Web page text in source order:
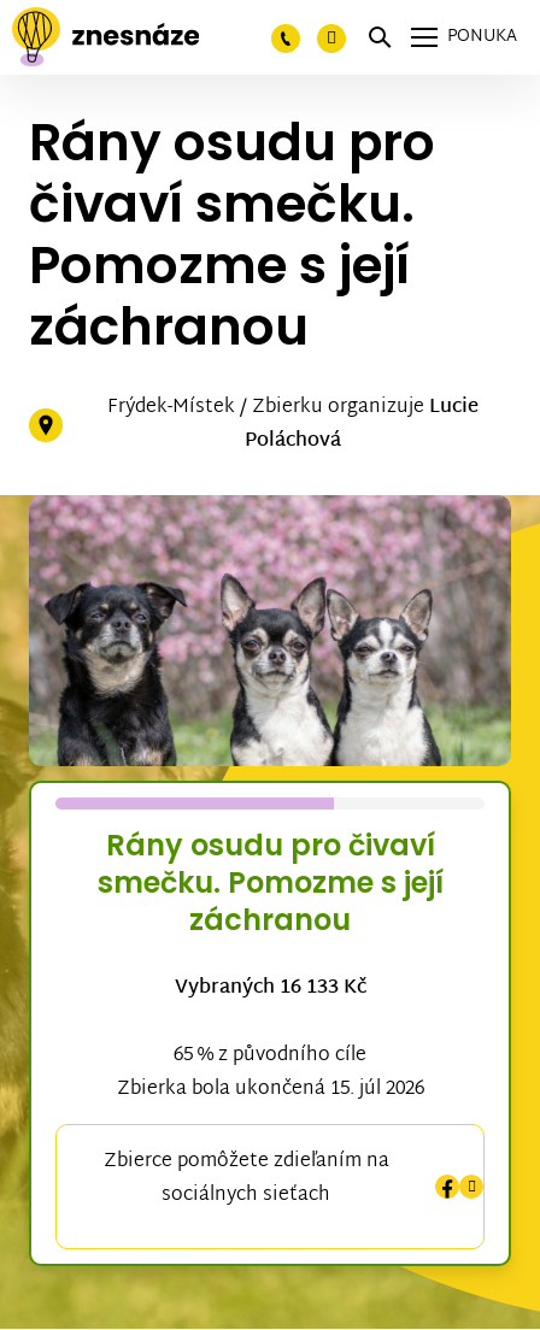
PONUKA
Rány osudu pro
čivaví smečku.
Pomozme s její
záchranou
Frýdek-Místek / Zbierku organizuje Lucie
Poláchová
Rány osudu pro čivaví
smečku. Pomozme s její
záchranou
Vybraných 16 133 Kč
65 % z původního cíle
Zbierka bola ukončená 15. júl 2026
Zbierce pomôžete zdieľaním na
sociálnych sieťach